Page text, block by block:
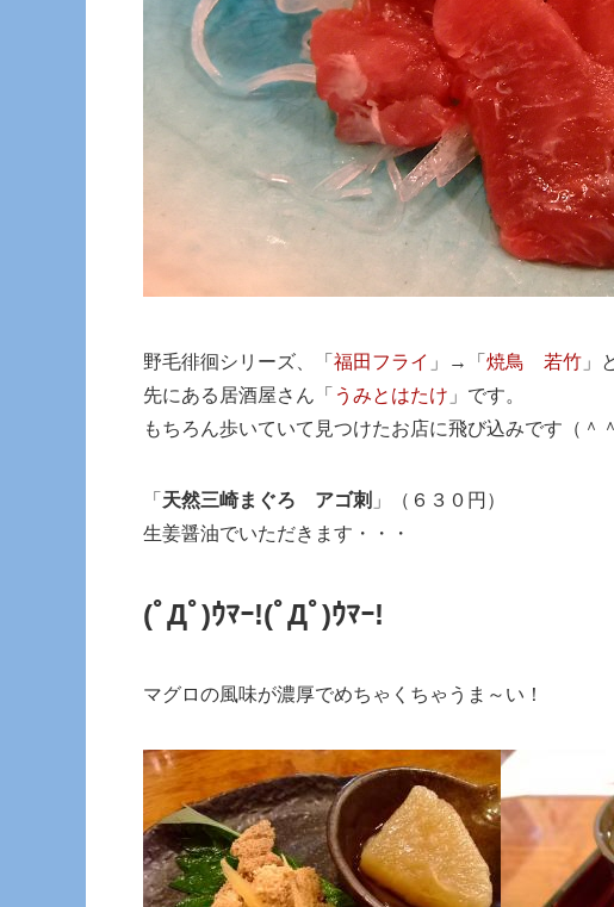
野毛徘徊シリーズ、「 福田フライ 」→「 焼鳥 若竹 」
先にある居酒屋さん「 うみとはたけ 」です。
もちろん歩いていて見つけたお店に飛び込みです（＾＾
「 天然三崎まぐろ アゴ刺 」（６３０円）
生姜醤油でいただきます・・・
(ﾟДﾟ)ｳﾏｰ!(ﾟДﾟ)ｳﾏｰ!
マグロの風味が濃厚でめちゃくちゃうま～い！